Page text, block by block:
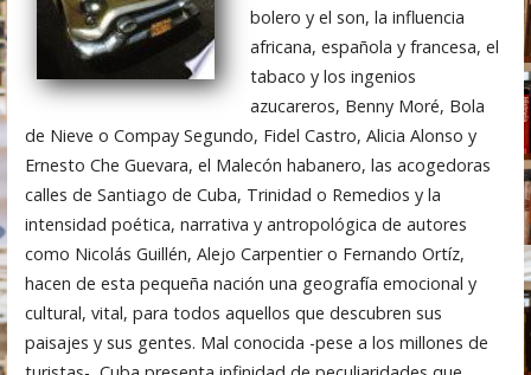
bolero y el son, la influencia
africana, española y francesa, el
tabaco y los ingenios
azucareros, Benny Moré, Bola
de Nieve o Compay Segundo, Fidel Castro, Alicia Alonso y
Ernesto Che Guevara, el Malecón habanero, las acogedoras
calles de Santiago de Cuba, Trinidad o Remedios y la
intensidad poética, narrativa y antropológica de autores
como Nicolás Guillén, Alejo Carpentier o Fernando Ortíz,
hacen de esta pequeña nación una geografía emocional y
cultural, vital, para todos aquellos que descubren sus
paisajes y sus gentes. Mal conocida -pese a los millones de